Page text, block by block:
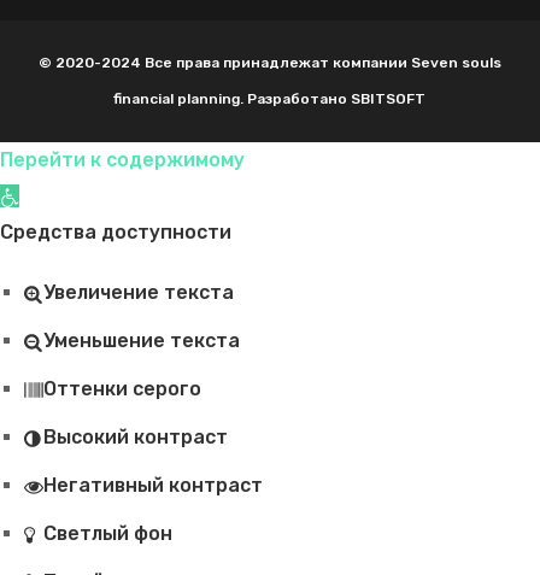
© 2020-2024 Все права принадлежат компании Seven souls
financial planning. Разработано SBITSOFT
Перейти к содержимому
Открыть панель инструментов
Средства доступности
Увеличение текста
Уменьшение текста
Оттенки серого
Высокий контраст
Негативный контраст
Светлый фон